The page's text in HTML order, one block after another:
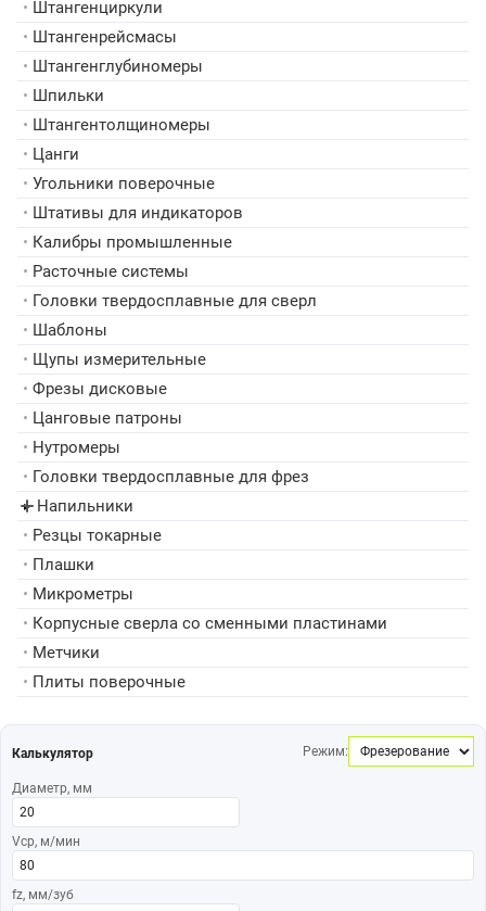
• Штангенциркули
• Штангенрейсмасы
• Штангенглубиномеры
• Шпильки
• Штангентолщиномеры
• Цанги
• Угольники поверочные
• Штативы для индикаторов
• Калибры промышленные
• Расточные системы
• Головки твердосплавные для сверл
• Шаблоны
• Щупы измерительные
• Фрезы дисковые
• Цанговые патроны
• Нутромеры
• Головки твердосплавные для фрез
▸ Напильники
• Резцы токарные
• Плашки
• Микрометры
• Корпусные сверла со сменными пластинами
• Метчики
• Плиты поверочные
Калькулятор Режим:
Диаметр, мм
Vср, м/мин
fz, мм/зуб